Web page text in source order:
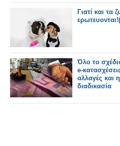
Γιατί και τα
Όλο το
e-
αλλαγές και η
διαδικασία